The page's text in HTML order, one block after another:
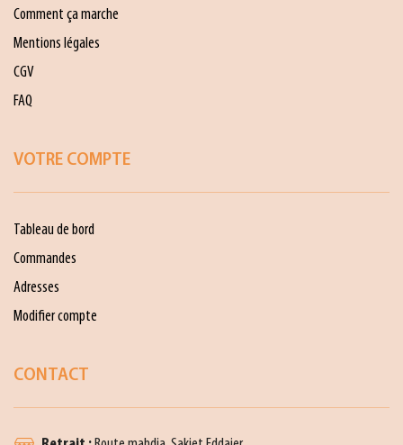
Comment ça marche
Mentions légales
CGV
FAQ
VOTRE COMPTE
Tableau de bord
Commandes
Adresses
Modifier compte
CONTACT